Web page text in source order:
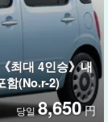
최대 4인승》내
함(No.r-2)
당일8,650 円